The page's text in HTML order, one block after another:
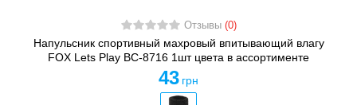
Отзывы (0)
Напульсник спортивный махровый впитывающий влагу
FOX Lets Play BC-8716 1шт цвета в ассортименте
43 грн